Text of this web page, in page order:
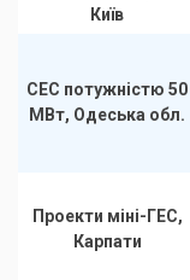
Київ
СЕС потужністю 50
МВт, Одеська обл.
Проекти міні-ГЕС,
Карпати